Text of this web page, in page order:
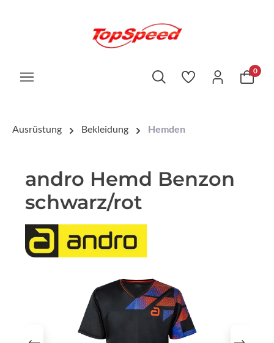
0
Ausrüstung Bekleidung Hemden
andro Hemd Benzon
schwarz/rot
Bildergalerie überspringen